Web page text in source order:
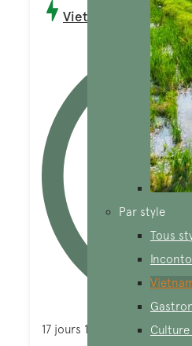
Par style
Tous
Vietnam en liberté
17 jours 16 nuits